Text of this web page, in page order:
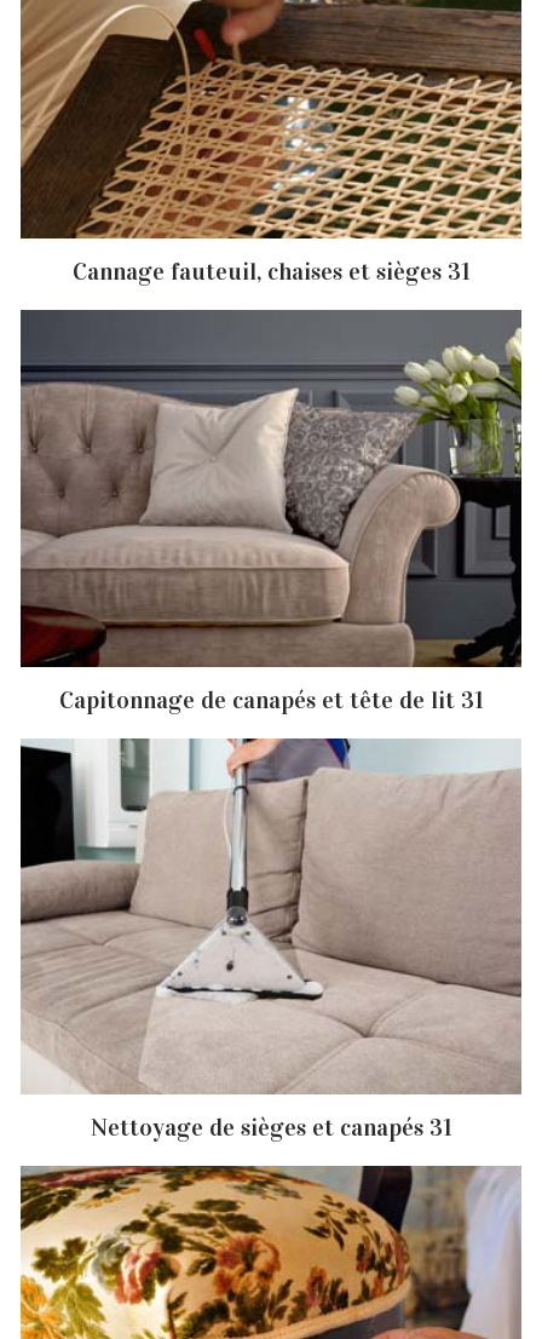
Cannage fauteuil, chaises et sièges 31
Capitonnage de canapés et tête de lit 31
Nettoyage de sièges et canapés 31